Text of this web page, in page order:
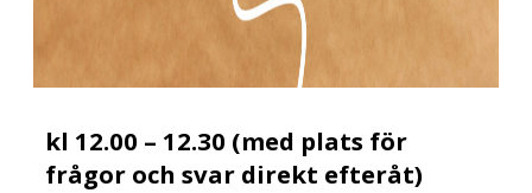
kl 12.00 – 12.30 (med plats för
frågor och svar direkt efteråt)